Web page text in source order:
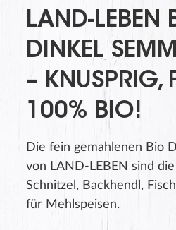
LAND-LEBEN
DINKEL
– KNUSPRIG,
100% BIO!
Die fein gemahlenen Bio
von LAND-LEBEN sind
Schnitzel, Backhendl,
für Mehlspeisen.